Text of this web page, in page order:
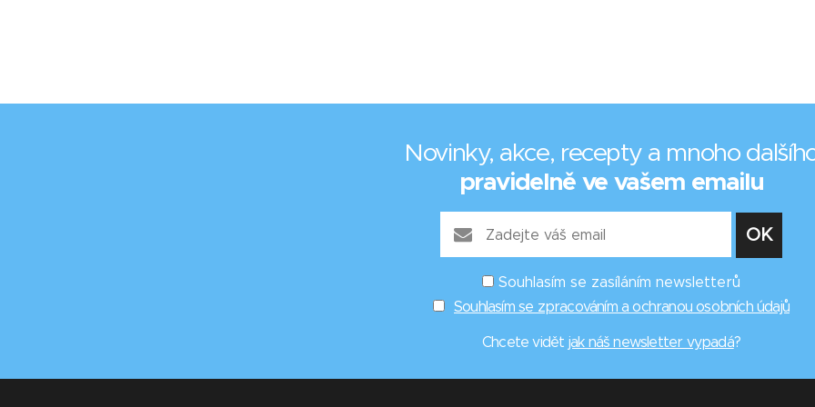
Novinky, akce, recepty a mnoho
pravidelně ve vašem emailu
Souhlasím se zasíláním newsletterů
Souhlasím se zpracováním a ochranou osobních údajů
Chcete vidět jak náš newsletter vypadá?